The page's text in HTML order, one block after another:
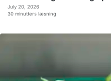
July 20, 2026
30 minutters læsning